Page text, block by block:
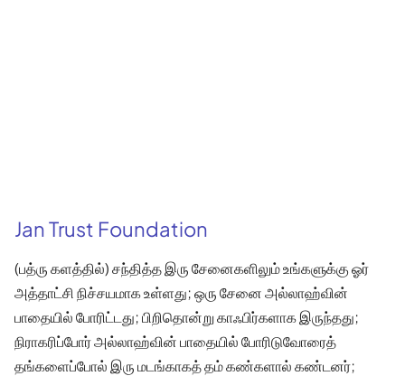
Jan Trust Foundation
(பத்ரு களத்தில்) சந்தித்த இரு சேனைகளிலும் உங்களுக்கு ஓர்
அத்தாட்சி நிச்சயமாக உள்ளது; ஒரு சேனை அல்லாஹ்வின்
பாதையில் போரிட்டது; பிறிதொன்று காஃபிர்களாக இருந்தது;
நிராகரிப்போர் அல்லாஹ்வின் பாதையில் போரிடுவோரைத்
தங்களைப்போல் இரு மடங்காகத் தம் கண்களால் கண்டனர்;